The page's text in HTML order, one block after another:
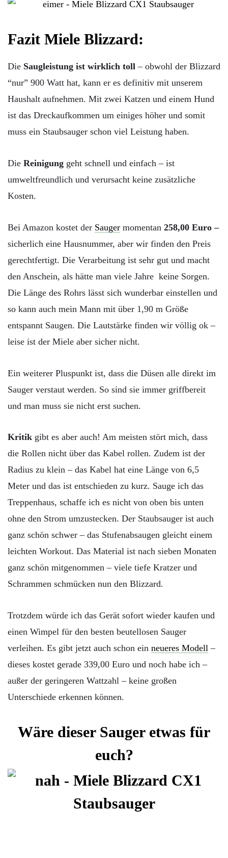
Fazit Miele Blizzard:
Die Saugleistung ist wirklich toll – obwohl der Blizzard
“nur” 900 Watt hat, kann er es definitiv mit unserem
Haushalt aufnehmen. Mit zwei Katzen und einem Hund
ist das Dreckaufkommen um einiges höher und somit
muss ein Staubsauger schon viel Leistung haben.
Die Reinigung geht schnell und einfach – ist
umweltfreundlich und verursacht keine zusätzliche
Kosten.
Bei Amazon kostet der Sauger momentan 258,00 Euro –
sicherlich eine Hausnummer, aber wir finden den Preis
gerechtfertigt. Die Verarbeitung ist sehr gut und macht
den Anschein, als hätte man viele Jahre keine Sorgen.
Die Länge des Rohrs lässt sich wunderbar einstellen und
so kann auch mein Mann mit über 1,90 m Größe
entspannt Saugen. Die Lautstärke finden wir völlig ok –
leise ist der Miele aber sicher nicht.
Ein weiterer Pluspunkt ist, dass die Düsen alle direkt im
Sauger verstaut werden. So sind sie immer griffbereit
und man muss sie nicht erst suchen.
Kritik gibt es aber auch! Am meisten stört mich, dass
die Rollen nicht über das Kabel rollen. Zudem ist der
Radius zu klein – das Kabel hat eine Länge von 6,5
Meter und das ist entschieden zu kurz. Sauge ich das
Treppenhaus, schaffe ich es nicht von oben bis unten
ohne den Strom umzustecken. Der Staubsauger ist auch
ganz schön schwer – das Stufenabsaugen gleicht einem
leichten Workout. Das Material ist nach sieben Monaten
ganz schön mitgenommen – viele tiefe Kratzer und
Schrammen schmücken nun den Blizzard.
Trotzdem würde ich das Gerät sofort wieder kaufen und
einen Wimpel für den besten beutellosen Sauger
verleihen. Es gibt jetzt auch schon ein neueres Modell –
dieses kostet gerade 339,00 Euro und noch habe ich –
außer der geringeren Wattzahl – keine großen
Unterschiede erkennen können.
Wäre dieser Sauger etwas für
euch?